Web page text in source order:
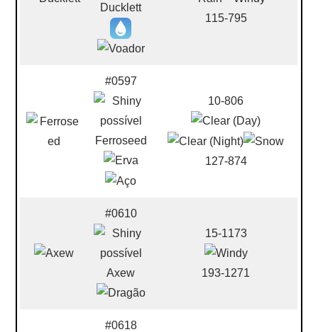
Ducklett
115-795
#0597
Ferroseed
10-806
127-874
#0610
Axew
15-1173
193-1271
#0618